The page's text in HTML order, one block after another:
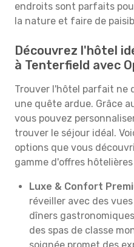
endroits sont parfaits
la nature et faire de
Découvrez l'hôtel
à Tenterfield avec
Trouver l'hôtel parfait ne
une quête ardue. Grâce
vous pouvez
trouver le séjour idéal.
options que vous
gamme d'offres hôtelières
Luxe & Confort
réveiller avec des
dîners
des spas de classe